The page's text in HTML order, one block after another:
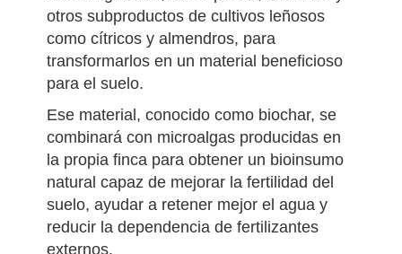
GO BioChargae aspira a aprovechar
restos agrícolas, como podas, cáscaras y
otros subproductos de cultivos leñosos
como cítricos y almendros, para
para el suelo.
Ese material, conocido como biochar, se
combinará con microalgas producidas en
la propia finca para obtener un bioinsumo
natural capaz de mejorar la fertilidad del
suelo, ayudar a retener mejor el agua y